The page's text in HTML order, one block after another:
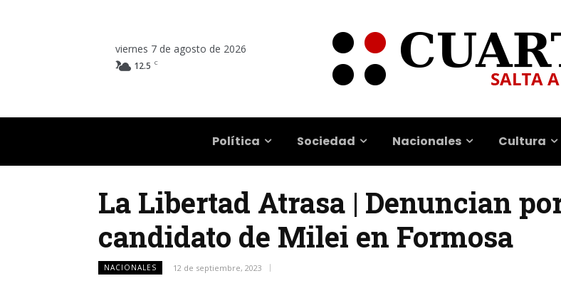
viernes 7 de agosto de 2026
12.5 C
Política Sociedad Nacionales Cultura
La Libertad Atrasa | Denuncian
candidato de Milei en Formosa
NACIONALES 12 de septiembre, 2023